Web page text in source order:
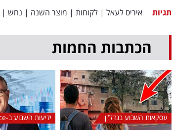
תגיות איריס לעאל | לקוחות | מוצר השנה | נחש |
הכתבות החמות
עסקאות השבוע בנדל"ן ידיעות השבוע ב-ice